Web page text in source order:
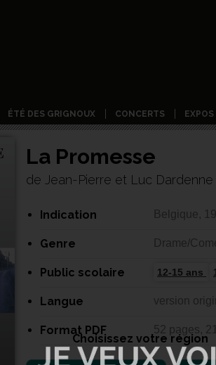
ÉTÉ DES GRIGNOUX CONCERTS EXPOS
La Promesse
de Jean-Pierre et Luc Dardenne
Indication Belgique,
Genre Drame/
Public scolaire 12-15 ans
Langue version
Format PDF 52 pages,
Choisissez votre région